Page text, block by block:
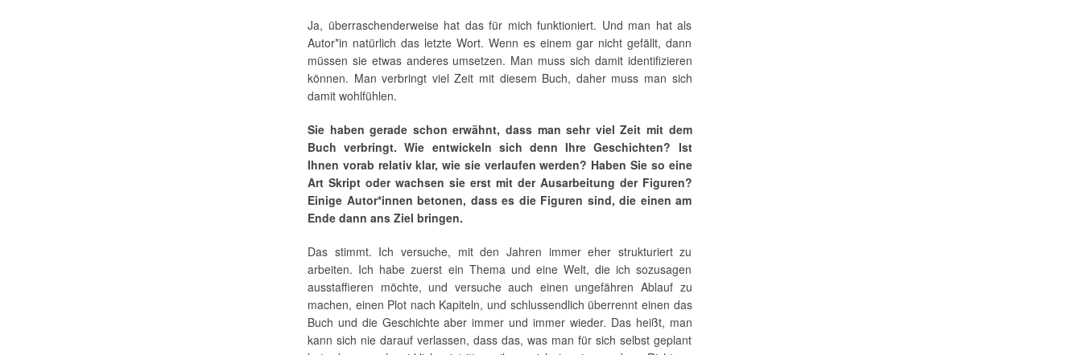
Ja, überraschenderweise hat das für mich funktioniert. Und man hat als
Autor*in natürlich das letzte Wort. Wenn es einem gar nicht gefällt, dann
müssen sie etwas anderes umsetzen. Man muss sich damit identifizieren
können. Man verbringt viel Zeit mit diesem Buch, daher muss man sich
damit wohlfühlen.
Sie haben gerade schon erwähnt, dass man sehr viel Zeit mit dem
Buch verbringt. Wie entwickeln sich denn Ihre Geschichten? Ist
Ihnen vorab relativ klar, wie sie verlaufen werden? Haben Sie so eine
Art Skript oder wachsen sie erst mit der Ausarbeitung der Figuren?
Einige Autor*innen betonen, dass es die Figuren sind, die einen am
Ende dann ans Ziel bringen.
Das stimmt. Ich versuche, mit den Jahren immer eher strukturiert zu
arbeiten. Ich habe zuerst ein Thema und eine Welt, die ich sozusagen
ausstaffieren möchte, und versuche auch einen ungefähren Ablauf zu
machen, einen Plot nach Kapiteln, und schlussendlich überrennt einen das
Buch und die Geschichte aber immer und immer wieder. Das heißt, man
kann sich nie darauf verlassen, dass das, was man für sich selbst geplant